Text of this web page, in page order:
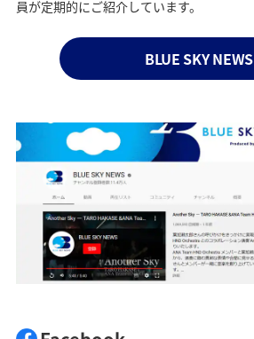
員が定期的にご紹介しています。
BLUE SKY NEWS